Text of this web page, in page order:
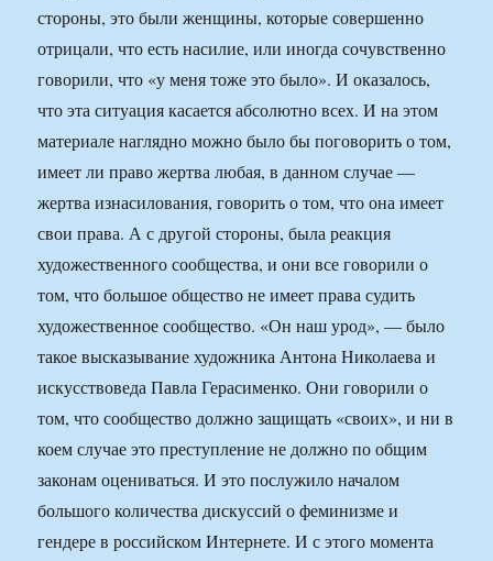
стороны, это были женщины, которые совершенно
отрицали, что есть насилие, или иногда сочувственно
говорили, что «у меня тоже это было». И оказалось,
что эта ситуация касается абсолютно всех. И на этом
материале наглядно можно было бы поговорить о том,
имеет ли право жертва любая, в данном случае —
жертва изнасилования, говорить о том, что она имеет
свои права. А с другой стороны, была реакция
художественного сообщества, и они все говорили о
том, что большое общество не имеет права судить
художественное сообщество. «Он наш урод», — было
такое высказывание художника Антона Николаева и
искусствоведа Павла Герасименко. Они говорили о
том, что сообщество должно защищать «своих», и ни в
коем случае это преступление не должно по общим
законам оцениваться. И это послужило началом
большого количества дискуссий о феминизме и
гендере в российском Интернете. И с этого момента